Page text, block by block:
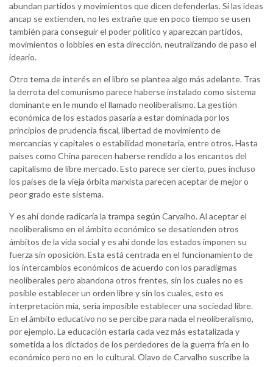
abundan partidos y movimientos que dicen defenderlas. Si las ideas
ancap se extienden, no les extrañe que en poco tiempo se usen
también para conseguir el poder político y aparezcan partidos,
movimientos o lobbies en esta dirección, neutralizando de paso el
ideario.
Otro tema de interés en el libro se plantea algo más adelante. Tras
la derrota del comunismo parece haberse instalado como sistema
dominante en le mundo el llamado neoliberalismo. La gestión
económica de los estados pasaría a estar dominada por los
principios de prudencia fiscal, libertad de movimiento de
mercancías y capitales o estabilidad monetaria, entre otros. Hasta
países como China parecen haberse rendido a los encantos del
capitalismo de libre mercado. Esto parece ser cierto, pues incluso
los países de la vieja órbita marxista parecen aceptar de mejor o
peor grado este sistema.
Y es ahí donde radicaría la trampa según Carvalho. Al aceptar el
neoliberalismo en el ámbito económico se desatienden otros
ámbitos de la vida social y es ahí donde los estados imponen su
fuerza sin oposición. Esta está centrada en el funcionamiento de
los intercambios económicos de acuerdo con los paradigmas
neoliberales pero abandona otros frentes, sin los cuales no es
posible establecer un orden libre y sin los cuales, esto es
interpretación mía, sería imposible establecer una sociedad libre.
En el ámbito educativo no se percibe para nada el neoliberalismo,
por ejemplo. La educación estaría cada vez más estatalizada y
sometida a los dictados de los perdedores de la guerra fría en lo
económico pero no en lo cultural. Olavo de Carvalho suscribe la